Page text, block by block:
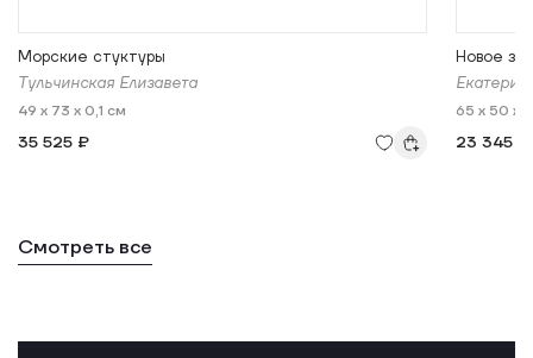
Морские стуктуры
Тульчинская Елизавета
49 x 73 x 0,1 см
35 525 ₽
Новое
65 x 50 x
23 345 ₽
Смотреть все